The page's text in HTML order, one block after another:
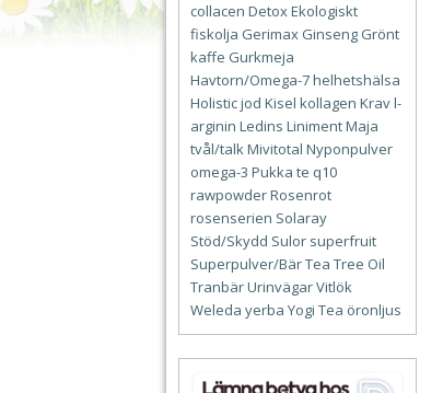
collacen DetoxEkologiskt
fiskolja Gerimax Ginseng Grönt
kaffe Gurkmeja
Havtorn/Omega-7helhetshälsa
Holisticjod Kisel kollagen Kravl-
arginin Ledins LinimentMaja
tvål/talkMivitotal Nyponpulver
omega-3 Pukka te q10
rawpowderRosenrot
rosenserien Solaray
Stöd/Skydd Sulor superfruit
Superpulver/BärTea Tree Oil
TranbärUrinvägarVitlök
Weleda yerba Yogi Tea öronljus